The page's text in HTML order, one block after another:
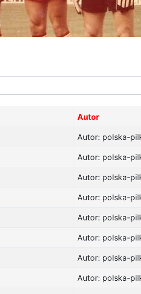
Autor
Autor: polska-
Autor: polska-
Autor: polska-
Autor: polska-
Autor: polska-
Autor: polska-
Autor: polska-
Autor: polska-